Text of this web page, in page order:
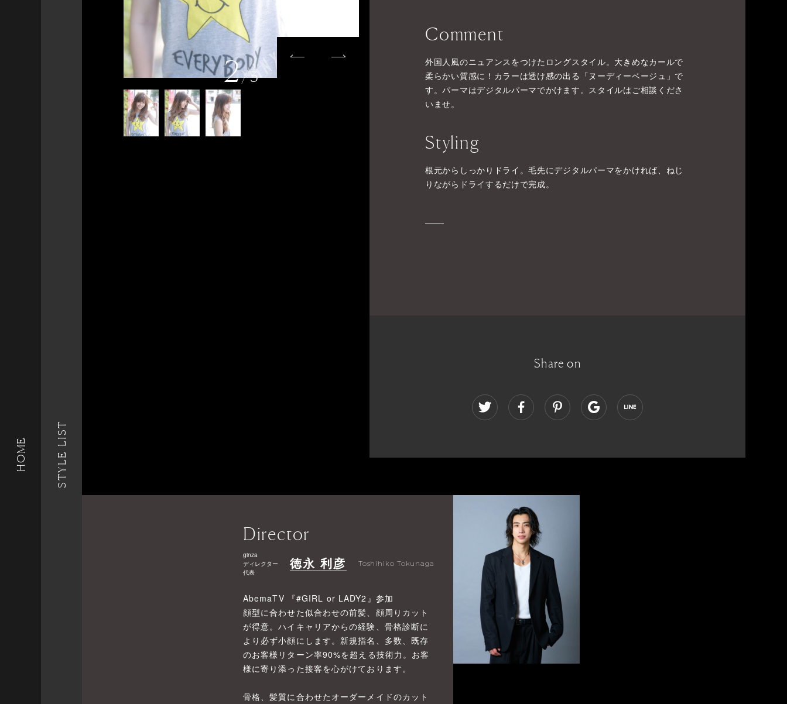
HOME STYLE LIST
2/3
Comment
外国人風のニュアンスをつけたロングスタイル。大きめなカールで
柔らかい質感に！カラーは透け感の出る「ヌーディーベージュ」で
す。パーマはデジタルパーマでかけます。スタイルはご相談くださ
いませ。
Styling
根元からしっかりドライ。毛先にデジタルパーマをかければ、ねじ
りながらドライするだけで完成。
Share on
Director
ginza
ディレクター
代表
徳永 利彦 Toshihiko Tokunaga
AbemaTV 『#GIRL or LADY2』参加
顔型に合わせた似合わせの前髪、顔周りカット
が得意。ハイキャリアからの経験、骨格診断に
より必ず小顔にします。新規指名、多数、既存
のお客様リターン率90%を超える技術力。お客
様に寄り添った接客を心がけております。
骨格、髪質に合わせたオーダーメイドのカット